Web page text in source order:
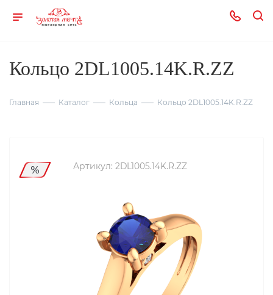
Кольцо 2DL1005.14K.R.ZZ
Главная Каталог Кольца Кольцо 2DL1005.14K.R.ZZ
Артикул: 2DL1005.14K.R.ZZ